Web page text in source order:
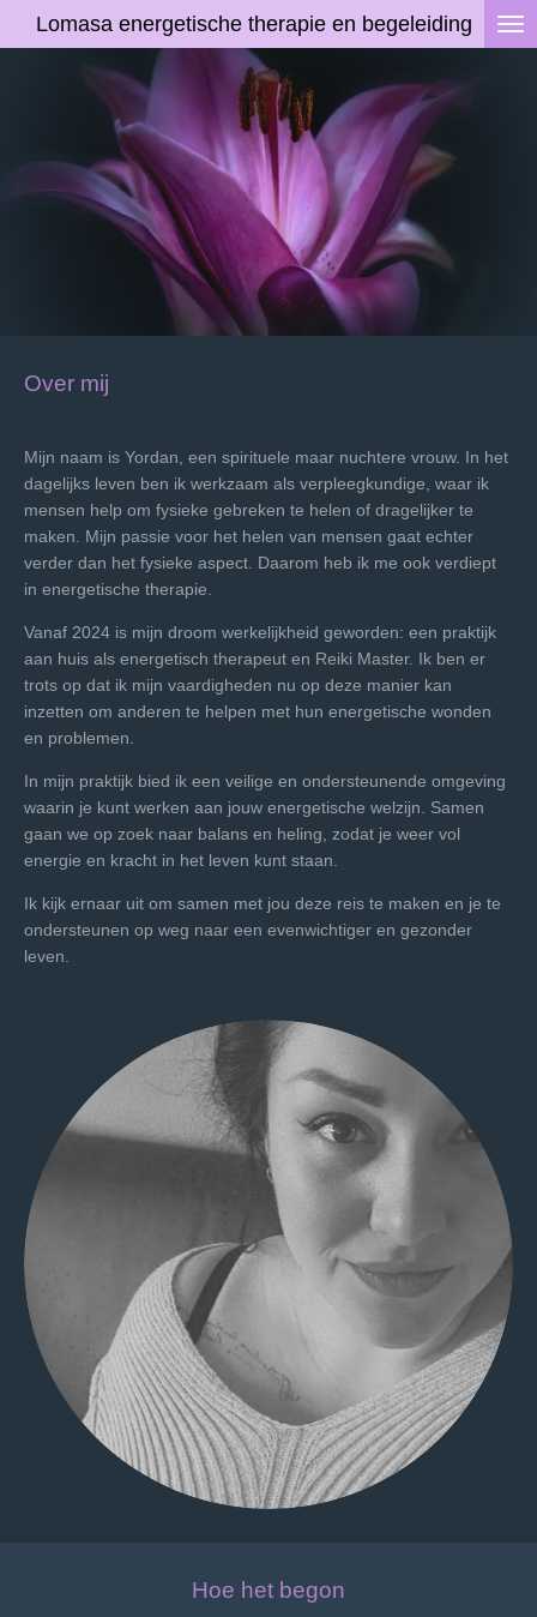
direct
hoofdinhoud
Lomasa energetische therapie en begeleiding
Over mij
Mijn naam is Yordan, een spirituele maar nuchtere vrouw. In het
dagelijks leven ben ik werkzaam als verpleegkundige, waar ik
mensen help om fysieke gebreken te helen of dragelijker te
maken. Mijn passie voor het helen van mensen gaat echter
verder dan het fysieke aspect. Daarom heb ik me ook verdiept
in energetische therapie.
Vanaf 2024 is mijn droom werkelijkheid geworden: een praktijk
aan huis als energetisch therapeut en Reiki Master. Ik ben er
trots op dat ik mijn vaardigheden nu op deze manier kan
inzetten om anderen te helpen met hun energetische wonden
en problemen.
In mijn praktijk bied ik een veilige en ondersteunende omgeving
waarin je kunt werken aan jouw energetische welzijn. Samen
gaan we op zoek naar balans en heling, zodat je weer vol
energie en kracht in het leven kunt staan.
Ik kijk ernaar uit om samen met jou deze reis te maken en je te
ondersteunen op weg naar een evenwichtiger en gezonder
leven.
Hoe het begon